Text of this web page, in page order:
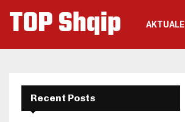
TOP Shqip AKTUALE
Recent Posts